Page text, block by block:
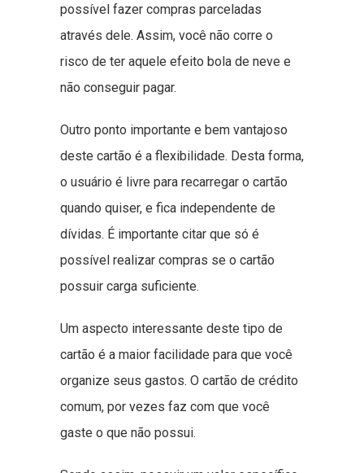
possível fazer compras parceladas
através dele. Assim, você não corre o
risco de ter aquele efeito bola de neve e
não conseguir pagar.
Outro ponto importante e bem vantajoso
deste cartão é a flexibilidade. Desta forma,
o usuário é livre para recarregar o cartão
quando quiser, e fica independente de
dívidas. É importante citar que só é
possível realizar compras se o cartão
possuir carga suficiente.
Um aspecto interessante deste tipo de
cartão é a maior facilidade para que você
organize seus gastos. O cartão de crédito
comum, por vezes faz com que você
gaste o que não possui.